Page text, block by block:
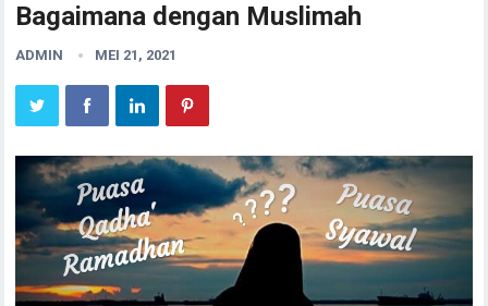
Bagaimana dengan Muslimah
ADMIN MEI 21, 2021